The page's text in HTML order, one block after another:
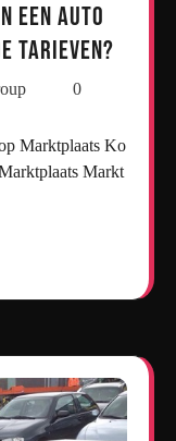
een auto
tarieven?
0
Markt